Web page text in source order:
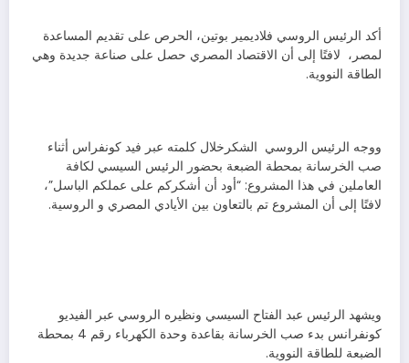
أكد الرئيس الروسي فلاديمير بوتين، الحرص على تقديم المساعدة
لمصر، لافتًا إلى أن الاقتصاد المصري حصل على صناعة جديدة وهي
الطاقة النووية.
ووجه الرئيس الروسي الشكرخلال كلمته عبر فيد كونفراس أثناء
صب الخرسانة بمحطة الضبعة بحضور الرئيس السيسي لكافة
العاملين في هذا المشروع: “أود أن أشكركم على عملكم الباسل”،
لافتًا إلى أن المشروع تم بالتعاون بين الأيادي المصري و الروسية.
ويشهد الرئيس عبد الفتاح السيسي ونظيره الروسي عبر الفيديو
كونفرانس بدء صب الخرسانة بقاعدة وحدة الكهرباء رقم 4 بمحطة
الضبعة للطاقة النووية.